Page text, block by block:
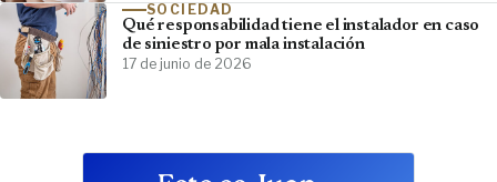
SOCIEDAD
Qué responsabilidad tiene el instalador en caso
de siniestro por mala instalación
17 de junio de 2026